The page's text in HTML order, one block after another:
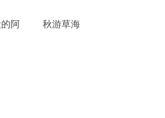
阿
秋游草海